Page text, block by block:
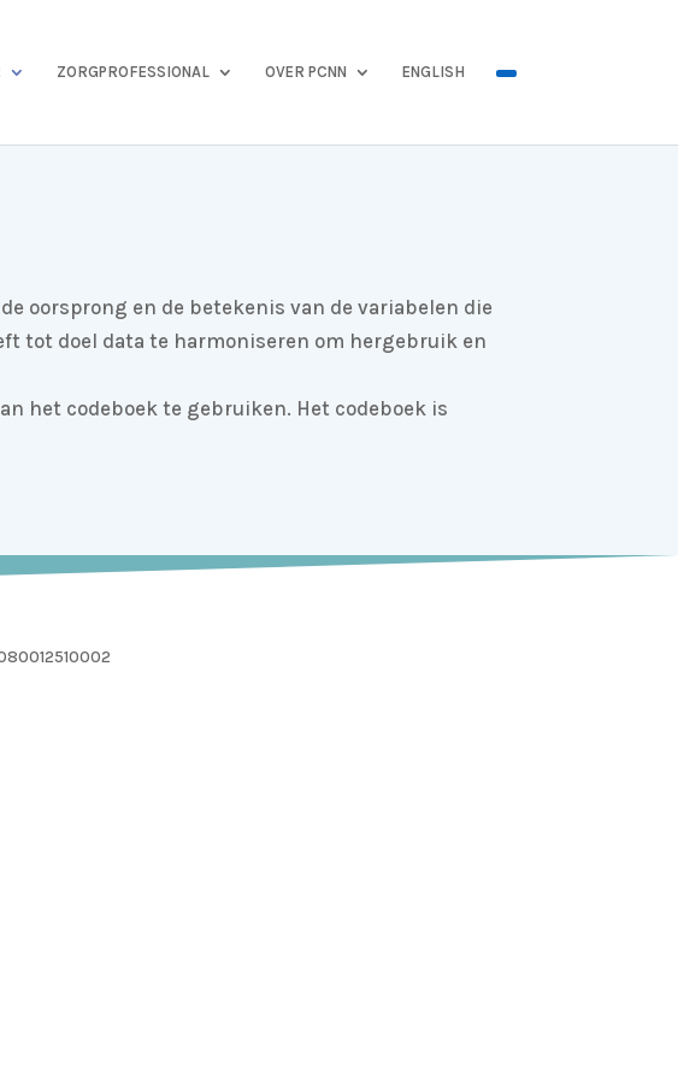
ZORGPROFESSIONAL OVER PCNN ENGLISH
oorsprong en de betekenis van de variabelen die
tot doel data te harmoniseren om hergebruik en
het codeboek te gebruiken. Het codeboek is